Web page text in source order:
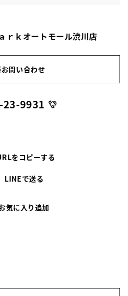
ｒｋオートモール渋川店
問い合わせ
9931
をコピーする
LINEで送る
気に入り追加